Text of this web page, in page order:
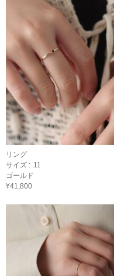
リング
サイズ : 11
ゴールド
¥41,800